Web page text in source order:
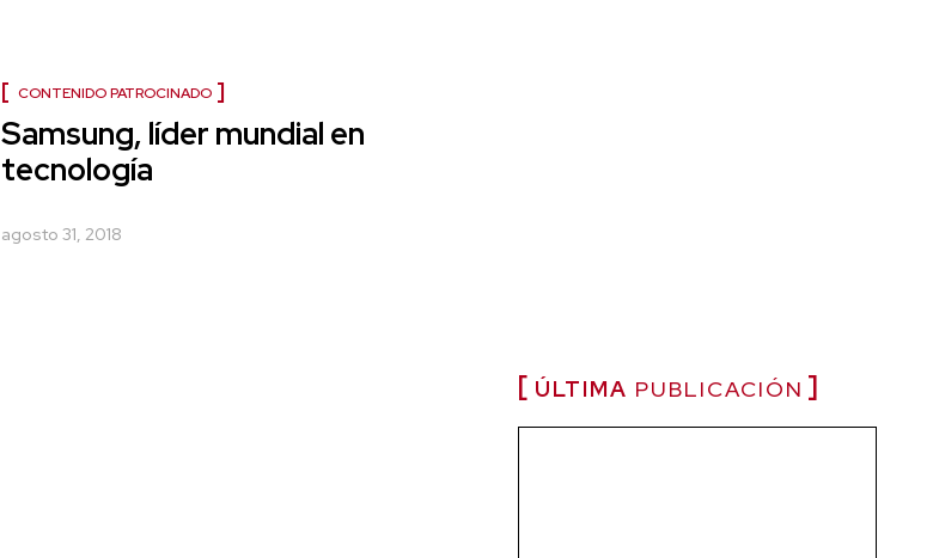
CONTENIDO PATROCINADO
Samsung, líder mundial en
tecnología
agosto 31, 2018
ÚLTIMA PUBLICACIÓN